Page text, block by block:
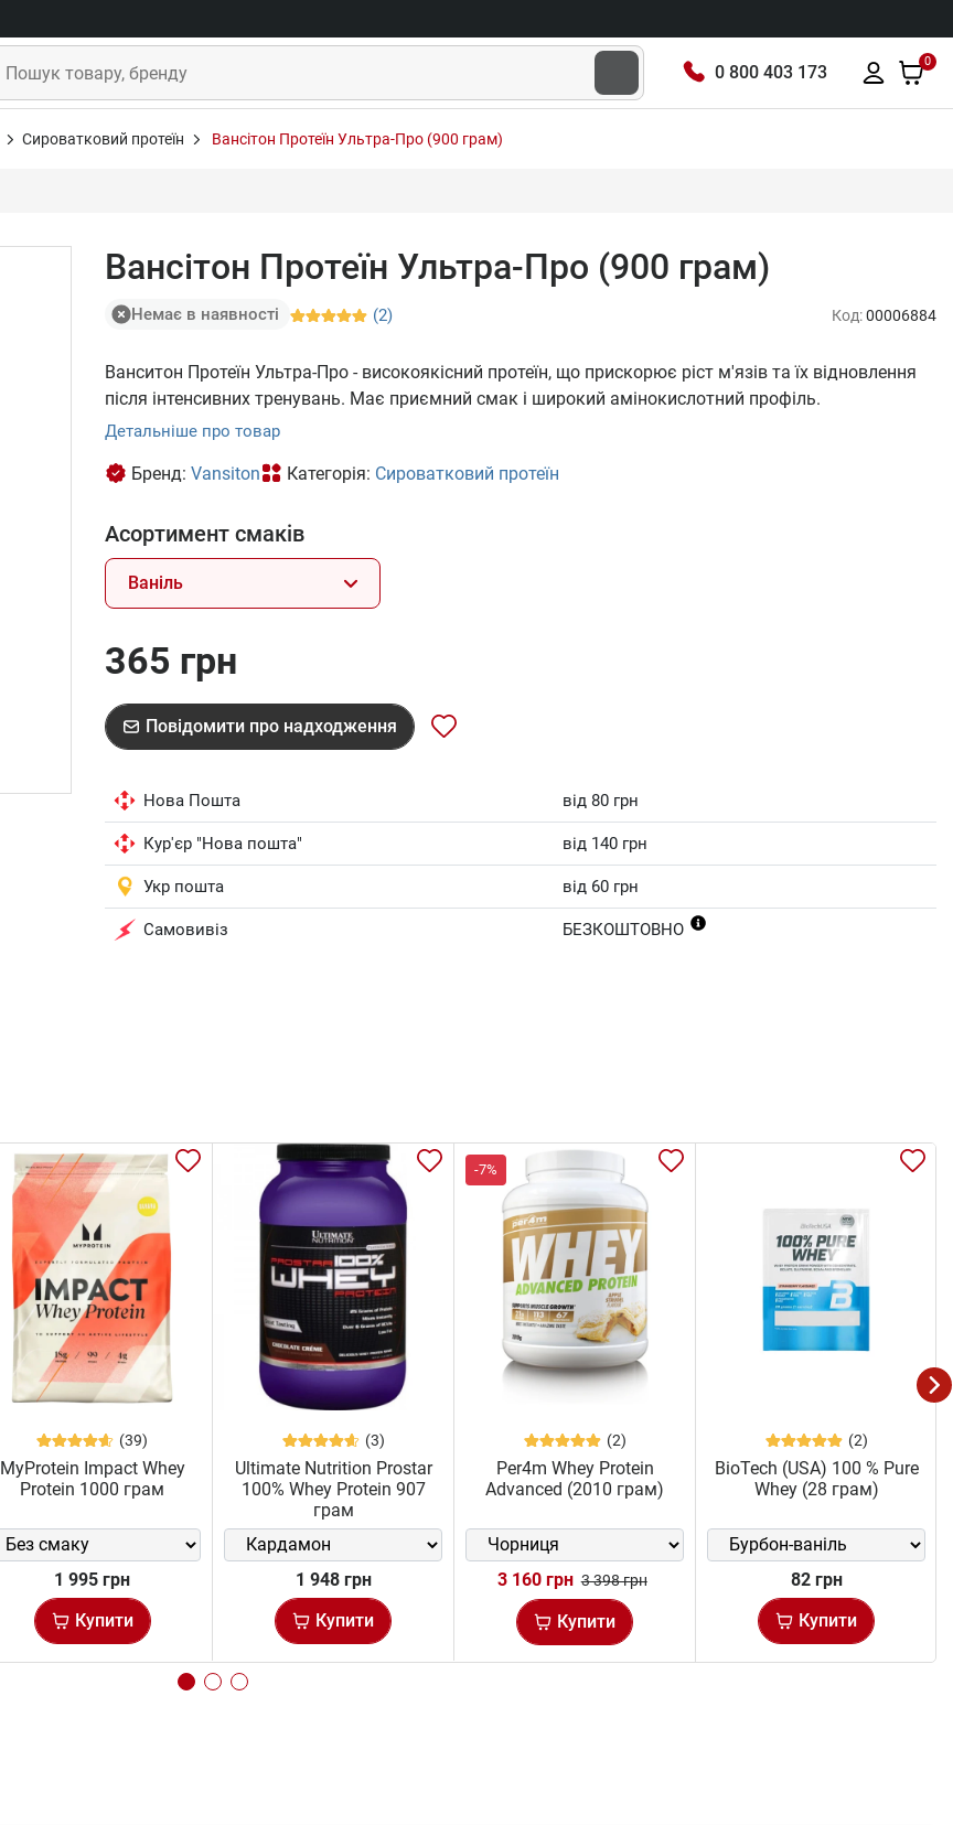
0 800 403 173
0
Сироватковий протеїн Вансітон Протеїн Ультра-Про (900 грам)
Вансітон Протеїн Ультра-Про (900 грам)
Немає в наявності (2) Код:00006884
Ванситон Протеїн Ультра-Про - високоякісний протеїн, що прискорює ріст м'язів та їх відновлення
після інтенсивних тренувань. Має приємний смак і широкий амінокислотний профіль.
Детальніше про товар
Бренд: Vansiton Категорія: Сироватковий протеїн
Асортимент смаків
Ваніль
365 грн
Повідомити про надходження
Нова Пошта від 80 грн
Кур'єр "Нова пошта" від 140 грн
Укр пошта від 60 грн
Самовивіз БЕЗКОШТОВНО
(39)
MyProtein Impact Whey
Protein 1000 грам
1 995 грн
Купити
(3)
Ultimate Nutrition Prostar
100% Whey Protein 907
грам
1 948 грн
Купити
-7%
(2)
Per4m Whey Protein
Advanced (2010 грам)
3 160 грн 3 398 грн
Купити
(2)
BioTech (USA) 100 % Pure
Whey (28 грам)
82 грн
Купити